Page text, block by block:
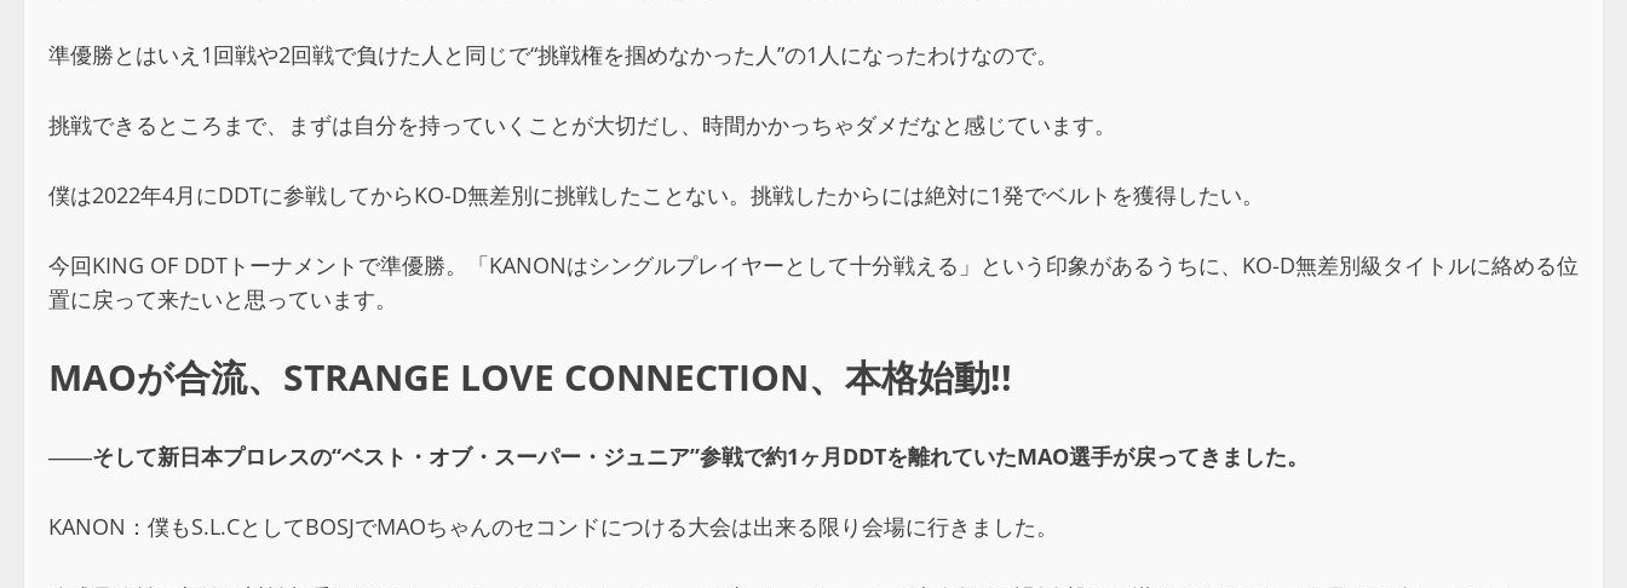
準優勝とはいえ1回戦や2回戦で負けた人と同じで“挑戦権を掴めなかった人”の1人になったわけなので。
挑戦できるところまで、まずは自分を持っていくことが大切だし、時間かかっちゃダメだなと感じています。
僕は2022年4月にDDTに参戦してからKO-D無差別に挑戦したことない。挑戦したからには絶対に1発でベルトを獲得したい。
今回KING OF DDTトーナメントで準優勝。「KANONはシングルプレイヤーとして十分戦える」という印象があるうちに、KO-D無差別級タイトルに絡める位
置に戻って来たいと思っています。
MAOが合流、STRANGE LOVE CONNECTION、本格始動!!
――そして新日本プロレスの“ベスト・オブ・スーパー・ジュニア”参戦で約1ヶ月DDTを離れていたMAO選手が戻ってきました。
KANON：僕もS.L.CとしてBOSJでMAOちゃんのセコンドにつける大会は出来る限り会場に行きました。